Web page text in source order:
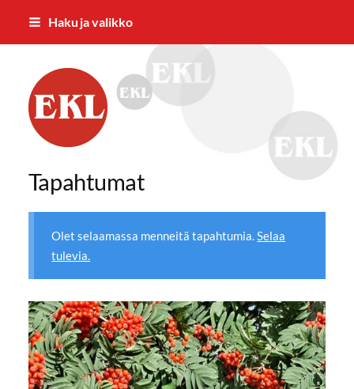
Siirry
Haku ja valikko
Eläkkeensaajien Ylöjärven yhdistys
Tapahtumat
Olet selaamassa menneitä tapahtumia.Selaa
tulevia.